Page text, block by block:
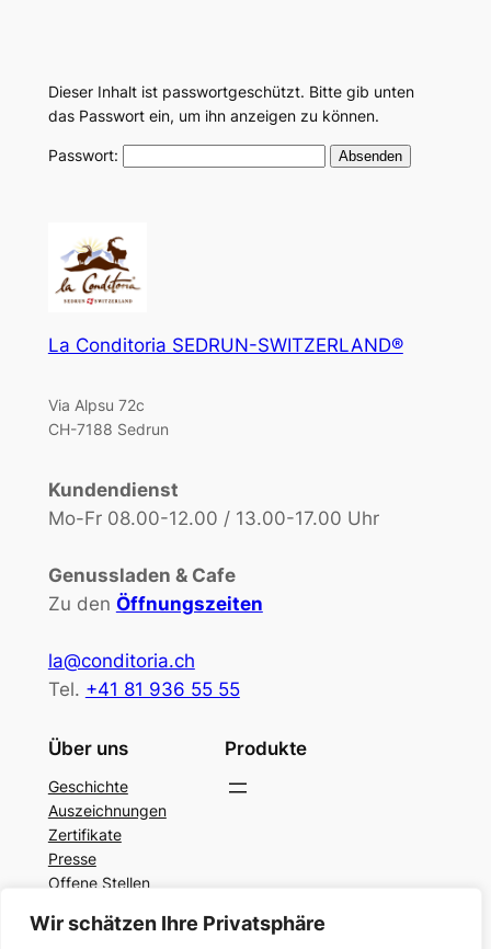
Wir schätzen Ihre Privatsphäre
Dieser Inhalt ist passwortgeschützt. Bitte gib unten
das Passwort ein, um ihn anzeigen zu können.
Passwort:
La Conditoria SEDRUN-SWITZERLAND®
Via Alpsu 72c
CH-7188 Sedrun
Kundendienst
Mo-Fr 08.00-12.00 / 13.00-17.00 Uhr
Genussladen & Cafe
Zu den Öffnungszeiten
la@conditoria.ch
Tel. +41 81 936 55 55
Über uns
Geschichte
Auszeichnungen
Zertifikate
Presse
Offene Stellen
Produkte
Datenschutz